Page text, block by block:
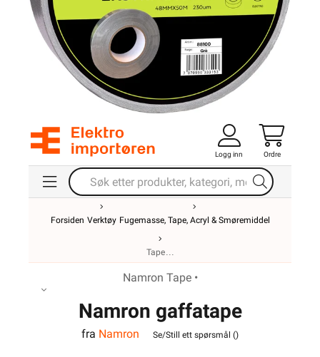
Logg inn Ordre
Forsiden Verktøy Fugemasse, Tape, Acryl & Smøremiddel
Tape
Namron Tape •
Namron gaffatape
48mmx50m grå Pro
fra Namron Se/Still ett spørsmål ()